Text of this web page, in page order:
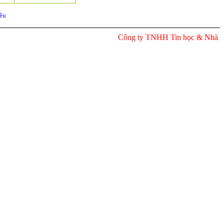
Công ty TNHH Tin học & Nhà